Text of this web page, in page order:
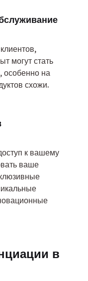
могут стать
на
схожи.
к вашему
ваше
в